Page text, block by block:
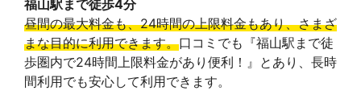
福山駅まで徒歩4分
昼間の最大料金も、24時間の上限料金もあり、さまざ
まな目的に利用できます。口コミでも『福山駅まで徒
歩圏内で24時間上限料金があり便利！』とあり、長時
間利用でも安心して利用できます。